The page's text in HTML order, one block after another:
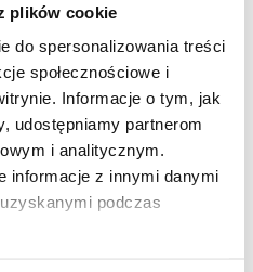
plików cookie
do spersonalizowania treści
społecznościowe i
Informacje o tym, jak
udostępniamy partnerom
i analitycznym.
informacje z innymi danymi
podczas